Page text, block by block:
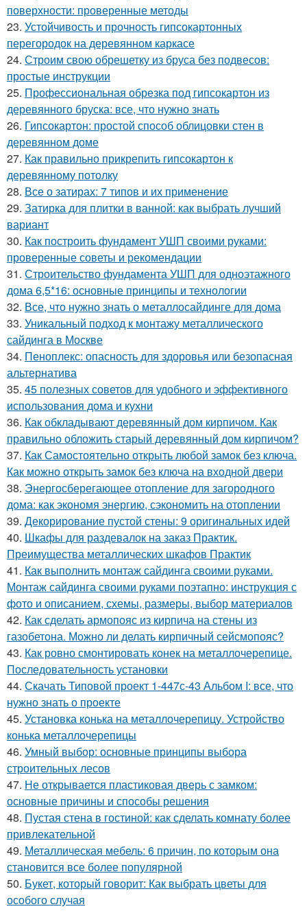
поверхности: проверенные методы
23. Устойчивость и прочность гипсокартонных
перегородок на деревянном каркасе
24. Строим свою обрешетку из бруса без подвесов:
простые инструкции
25. Профессиональная обрезка под гипсокартон из
деревянного бруска: все, что нужно знать
26. Гипсокартон: простой способ облицовки стен в
деревянном доме
27. Как правильно прикрепить гипсокартон к
деревянному потолку
28. Все о затирах: 7 типов и их применение
29. Затирка для плитки в ванной: как выбрать лучший
вариант
30. Как построить фундамент УШП своими руками:
проверенные советы и рекомендации
31. Строительство фундамента УШП для одноэтажного
дома 6,5*16: основные принципы и технологии
32. Все, что нужно знать о металлосайдинге для дома
33. Уникальный подход к монтажу металлического
сайдинга в Москве
34. Пеноплекс: опасность для здоровья или безопасная
альтернатива
35. 45 полезных советов для удобного и эффективного
использования дома и кухни
36. Как обкладывают деревянный дом кирпичом. Как
правильно обложить старый деревянный дом кирпичом?
37. Как Самостоятельно открыть любой замок без ключа.
Как можно открыть замок без ключа на входной двери
38. Энергосберегающее отопление для загородного
дома: как экономя энергию, сэкономить на отоплении
39. Декорирование пустой стены: 9 оригинальных идей
40. Шкафы для раздевалок на заказ Практик.
Преимущества металлических шкафов Практик
41. Как выполнить монтаж сайдинга своими руками.
Монтаж сайдинга своими руками поэтапно: инструкция с
фото и описанием, схемы, размеры, выбор материалов
42. Как сделать армопояс из кирпича на стены из
газобетона. Можно ли делать кирпичный сейсмопояс?
43. Как ровно смонтировать конек на металлочерепице.
Последовательность установки
44. Скачать Типовой проект 1-447с-43 Альбом I: все, что
нужно знать о проекте
45. Установка конька на металлочерепицу. Устройство
конька металлочерепицы
46. Умный выбор: основные принципы выбора
строительных лесов
47. Не открывается пластиковая дверь с замком:
основные причины и способы решения
48. Пустая стена в гостиной: как сделать комнату более
привлекательной
49. Металлическая мебель: 6 причин, по которым она
становится все более популярной
50. Букет, который говорит: Как выбрать цветы для
особого случая